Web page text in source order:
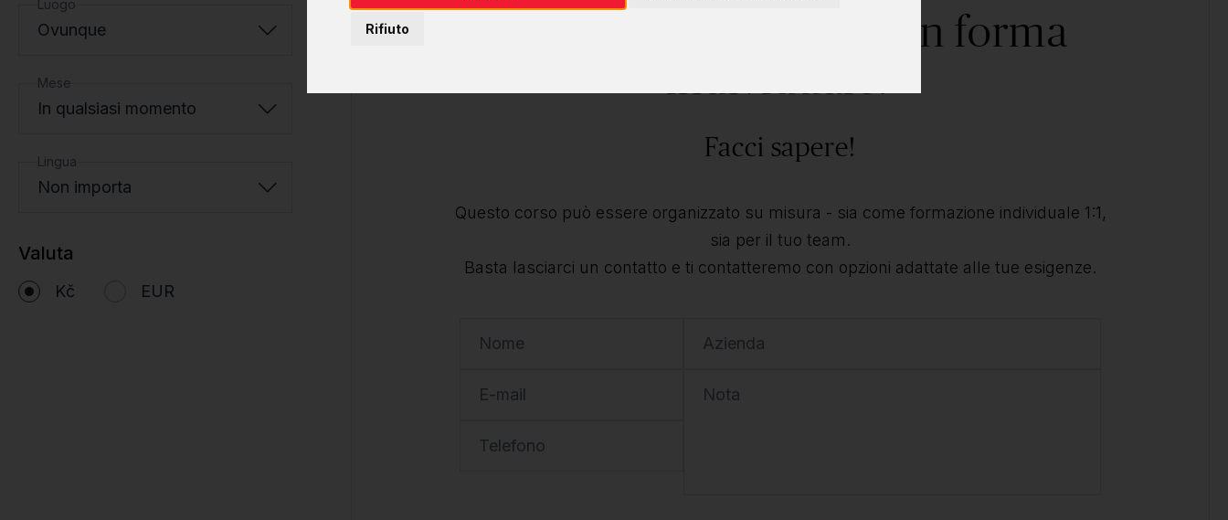
Rifiuto
Luogo
Ovunque
Mese
In qualsiasi momento
Lingua
Non importa
Valuta
Kč EUR
Desideri questo corso in forma
Facci sapere!
Questo corso può essere organizzato su misura - sia come formazione individuale 1:1,
sia per il tuo team.
Basta lasciarci un contatto e ti contatteremo con opzioni adattate alle tue esigenze.
Nome
E-mail
Telefono
Azienda
Nota